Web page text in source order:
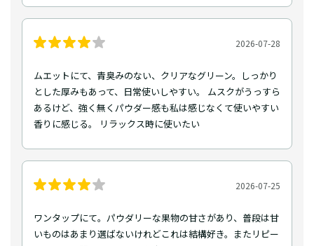
2026-07-28
ムエットにて、青臭みのない、クリアなグリーン。しっかり
とした厚みもあって、日常使いしやすい。 ムスクがうっすら
あるけど、強く無くパウダー感も私は感じなくて使いやすい
香りに感じる。 リラックス時に使いたい
2026-07-25
ワンタップにて。パウダリーな果物の甘さがあり、普段は甘
いものはあまり選ばないけれどこれは結構好き。またリピー